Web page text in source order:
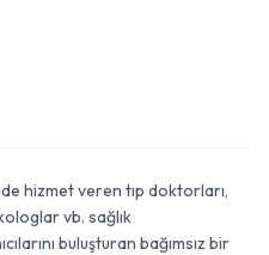
hizmet veren tıp doktorları,
vb. sağlık
buluşturan bağımsız bir